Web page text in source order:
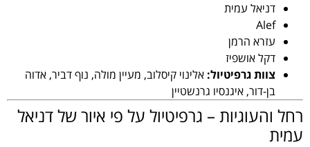
דניאל עמית
Alef
עזרא הרמן
דקל אושפיז
צוות גרפיטיול: אלינוי קיסלוב, מעיין מולה, נוף דביר, אדוה
בן-דור, איגנסיו גרנשטיין
רחל והעוגיות – גרפיטיול על פי איור של דניאל
עמית